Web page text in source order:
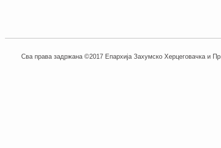
Сва права задржана ©2017 Епархија Захумско Херцеговачка и